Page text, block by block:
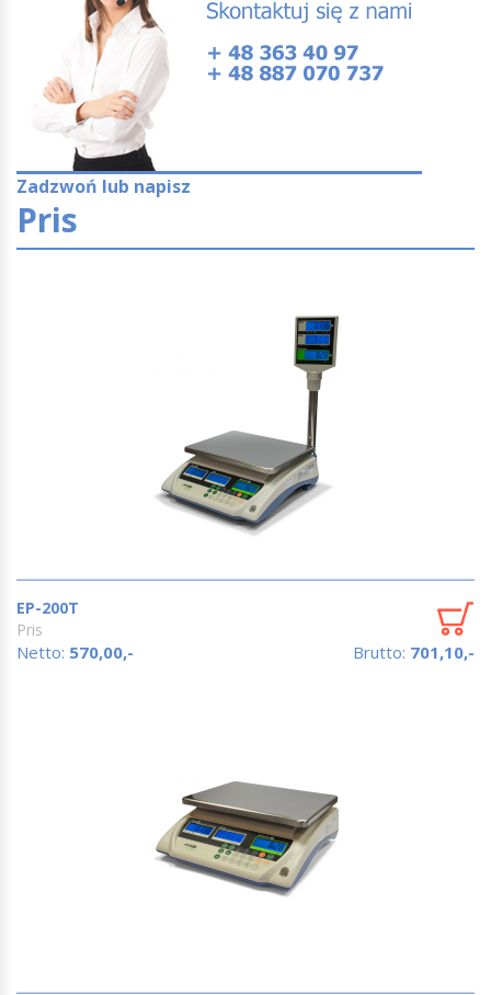
Zadzwoń lub napisz
Pris
EP-200T
Pris
Netto: 570,00,- Brutto: 701,10,-